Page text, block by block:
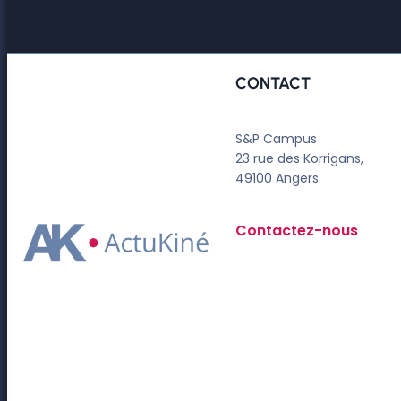
CONTACT
S&P Campus
23 rue des Korrigans,
49100 Angers
Contactez-nous